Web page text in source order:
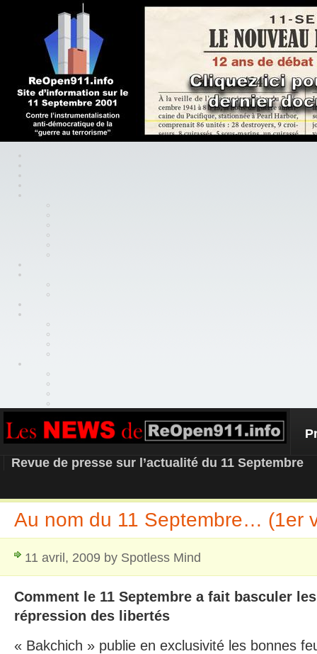
REOPEN911 – NEWS
Revue de presse sur l’actualité du 11 Septembre
Au nom du 11 Septembre… (1er
11 avril, 2009 by Spotless Mind
Comment le 11 Septembre a fait basculer
répression des libertés
« Bakchich » publie en exclusivité les bonnes